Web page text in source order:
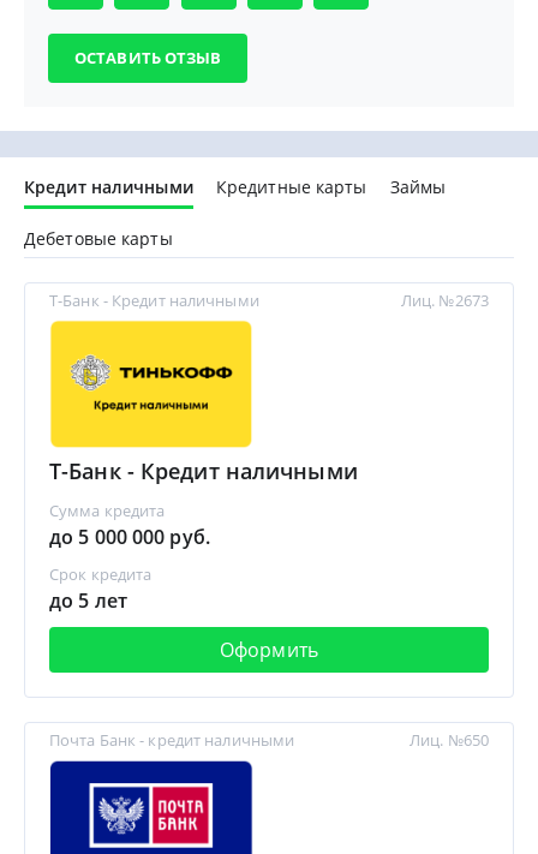
Кредит наличными Кредитные карты Займы
Дебетовые карты
Т-Банк - Кредит наличными
Т-Банк - Кредит наличными
Сумма кредита
до 5 000 000 руб.
Срок кредита
до 5 лет
Оформить
Лиц. №2673
Почта Банк - кредит наличными Лиц. №650